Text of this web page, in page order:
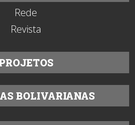
Rede
Revista
BOLIVARIANAS